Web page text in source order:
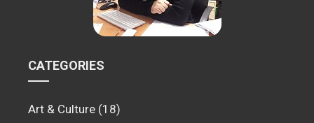
CATEGORIES
Art & Culture (18)